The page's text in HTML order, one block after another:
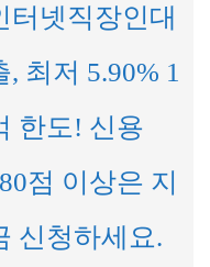
터넷직장인대
, 최저 5.90% 1
한도! 신용
점 이상은 지
신청하세요.